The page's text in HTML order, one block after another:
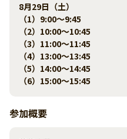
8月29日（土）
（1）9:00～9:45
（2）10:00～10:45
（3）11:00～11:45
（4）13:00～13:45
（5）14:00～14:45
（6）15:00～15:45
参加概要